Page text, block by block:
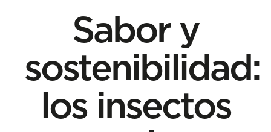
Sabor y
sostenibilidad:
los insectos